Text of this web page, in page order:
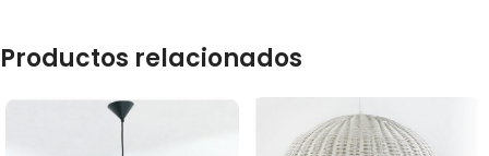
Productos relacionados